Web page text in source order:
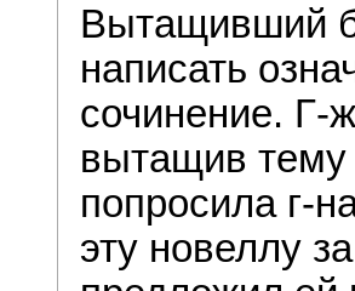
Вытащивший
написать
сочинение. Г-
вытащив
попросила г-
эту новеллу